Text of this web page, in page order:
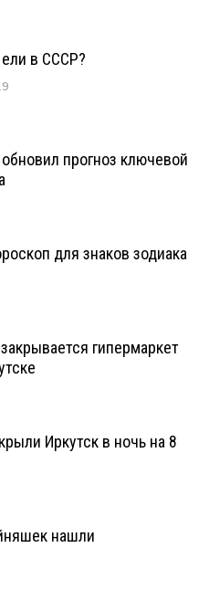
в СССР?
прогноз ключевой
для знаков зодиака
гипермаркет
Иркутск в ночь на 8
нашли